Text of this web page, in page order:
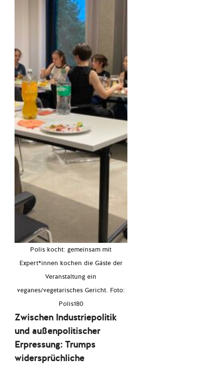
Polis kocht: gemeinsam mit
Expert*innen kochen die Gäste der
Veranstaltung ein
veganes/vegetarisches Gericht. Foto:
Polis180
Zwischen Industriepolitik
und außenpolitischer
Erpressung: Trumps
widersprüchliche